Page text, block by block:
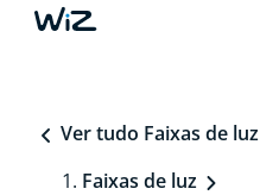
Ver tudo Faixas de luz
Faixas de luz